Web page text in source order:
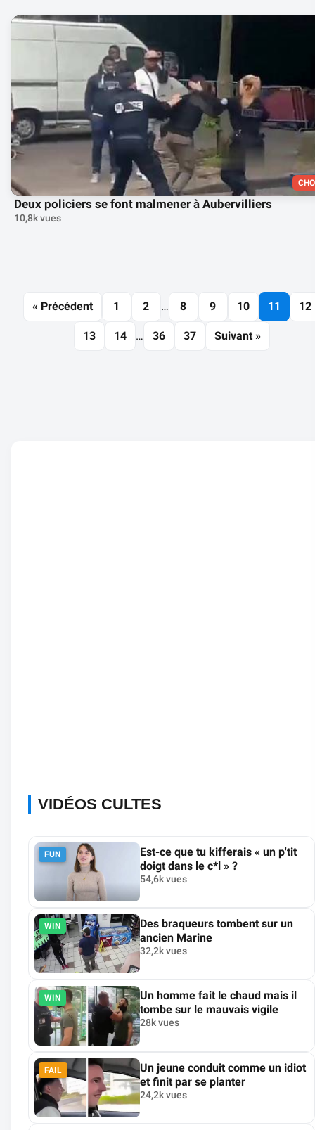
Deux policiers se font malmener à Aubervilliers
10,8k vues
« Précédent 1 2 … 8 9 10 11 12
13 14 … 36 37 Suivant »
VIDÉOS CULTES
FUN
Est-ce que tu kifferais « un p'tit
doigt dans le c*l » ?
54,6k vues
WIN
Des braqueurs tombent sur un
ancien Marine
32,2k vues
WIN
Un homme fait le chaud mais il
tombe sur le mauvais vigile
28k vues
FAIL
Un jeune conduit comme un idiot
et finit par se planter
24,2k vues